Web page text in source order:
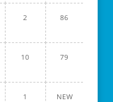
2 86
10 79
1 NEW